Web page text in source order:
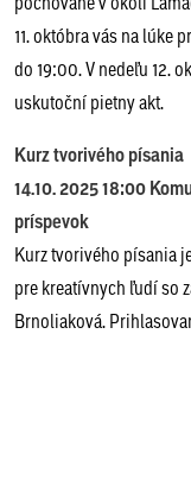
11. októbra vás na lúke
do 19:00. V nedeľu 12.
uskutoční pietny akt.
Kurz tvorivého písania
14.10. 2025 18:00
príspevok
Kurz tvorivého písania
pre kreatívnych ľudí so
Brnoliaková.